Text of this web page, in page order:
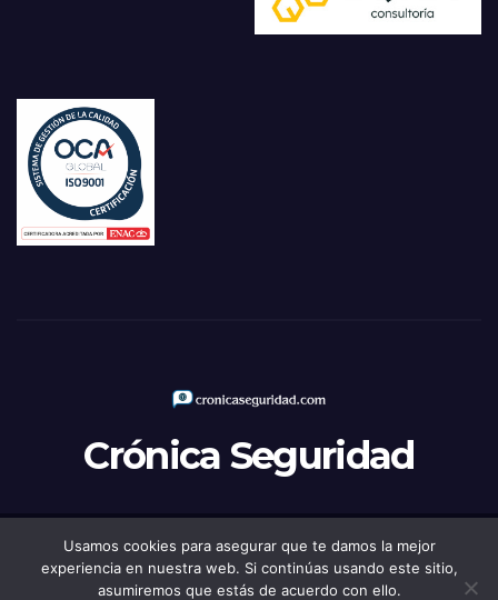
Crónica Seguridad
Funciona gracias a WordPress|Tema: Newsup deThemeansar
Usamos cookies para asegurar que te damos la mejor
experiencia en nuestra web. Si continúas usando este sitio,
asumiremos que estás de acuerdo con ello.